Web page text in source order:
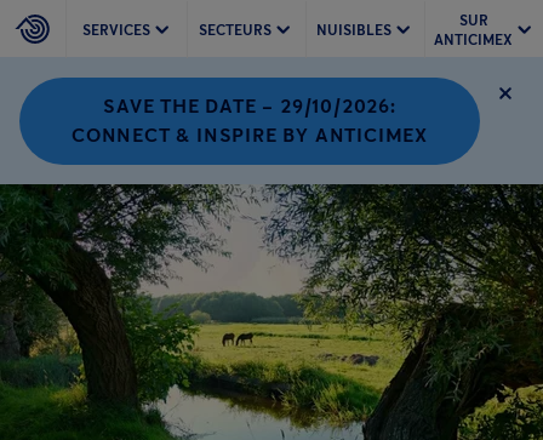
SERVICES SECTEURS NUISIBLES
SUR
ANTICIMEX
SAVE THE DATE – 29/10/2026:
CONNECT & INSPIRE BY ANTICIMEX